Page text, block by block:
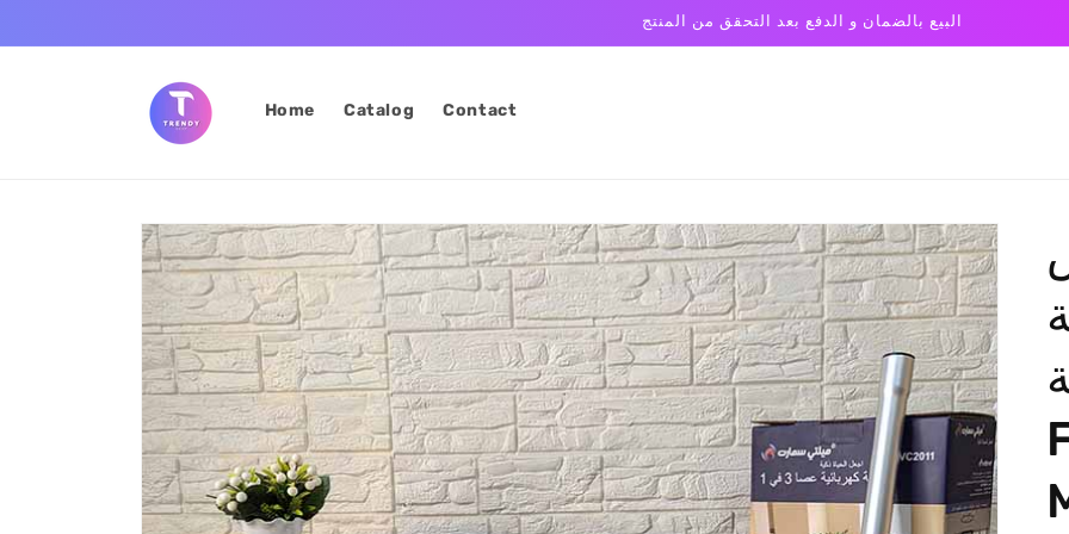
البيع بالضمان و الدفع بعد التحقق من المنتج
Home Catalog Contact
Skip to
product
information